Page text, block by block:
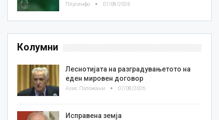
Плусинфо 07/08/2026
Колумни
Леснотијата на разградувањетото на
еден мировен договор
Азис Положани 07/08/2026
Исправена земја